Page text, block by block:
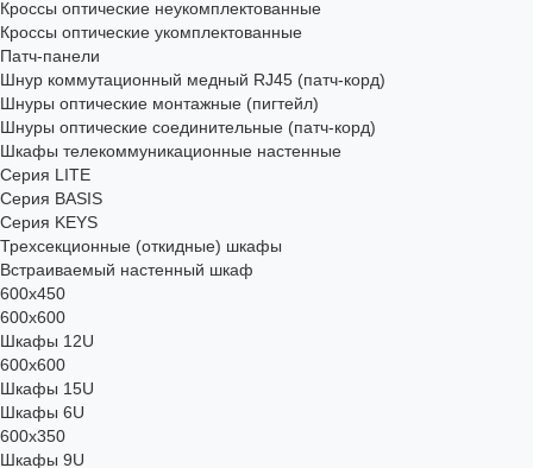
Кроссы оптические неукомплектованные
Кроссы оптические укомплектованные
Патч-панели
Шнур коммутационный медный RJ45 (патч-корд)
Шнуры оптические монтажные (пигтейл)
Шнуры оптические соединительные (патч-корд)
Шкафы телекоммуникационные настенные
Cерия LITE
Cерия BASIS
Cерия KEYS
Трехсекционные (откидные) шкафы
Встраиваемый настенный шкаф
600x450
600x600
Шкафы 12U
600x600
Шкафы 15U
Шкафы 6U
600x350
Шкафы 9U